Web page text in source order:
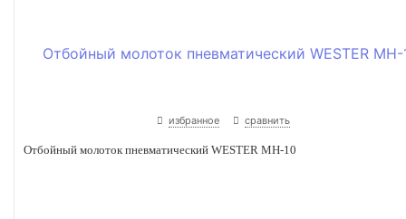
избранное сравнить
Отбойный молоток пневматический WESTER MH-10